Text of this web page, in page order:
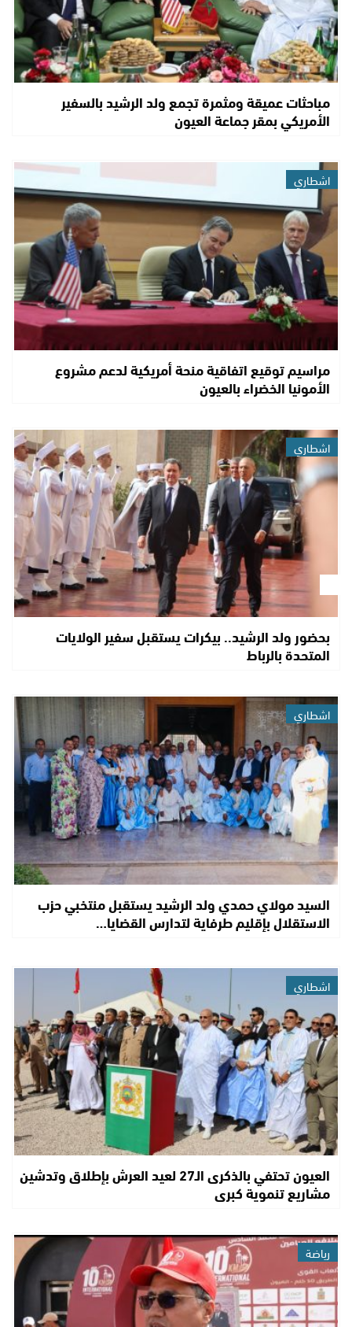
مباحثات عميقة ومثمرة تجمع ولد الرشيد بالسفير
الأمريكي بمقر جماعة العيون
اشطاري
مراسيم توقيع اتفاقية منحة أمريكية لدعم مشروع
الأمونيا الخضراء بالعيون
اشطاري
بحضور ولد الرشيد.. بيكرات يستقبل سفير الولايات
المتحدة بالرباط
اشطاري
السيد مولاي حمدي ولد الرشيد يستقبل منتخبي حزب
الاستقلال بإقليم طرفاية لتدارس القضايا…
اشطاري
العيون تحتفي بالذكرى الـ27 لعيد العرش بإطلاق وتدشين
مشاريع تنموية كبرى
رياضة